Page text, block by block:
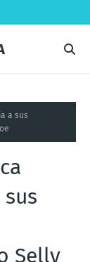
a sus
Selly